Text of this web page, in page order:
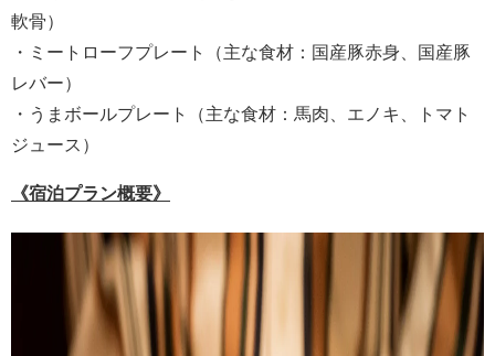
軟骨）
・ミートローフプレート（主な食材：国産豚赤身、国産豚
レバー）
・うまボールプレート（主な食材：馬肉、エノキ、トマト
ジュース）
《宿泊プラン概要》